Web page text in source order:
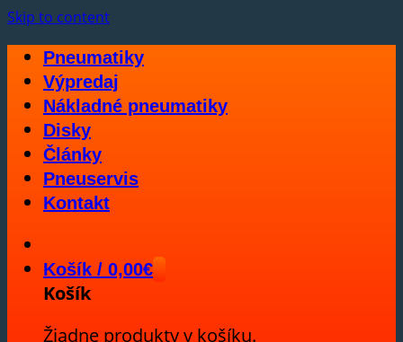
Skip to content
Pneumatiky
Výpredaj
Nákladné pneumatiky
Disky
Články
Pneuservis
Kontakt
Košík / 0,00€
Košík
Žiadne produkty v košíku.